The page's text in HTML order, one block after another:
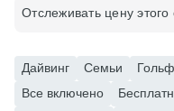
Отслеживать цену этого
Дайвинг Семьи Гольф
Все включено